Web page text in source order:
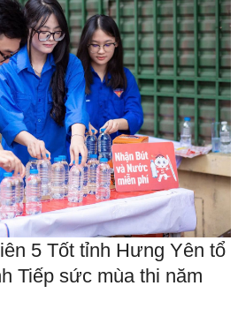
5 Tốt tỉnh Hưng Yên tổ
Tiếp sức mùa thi năm